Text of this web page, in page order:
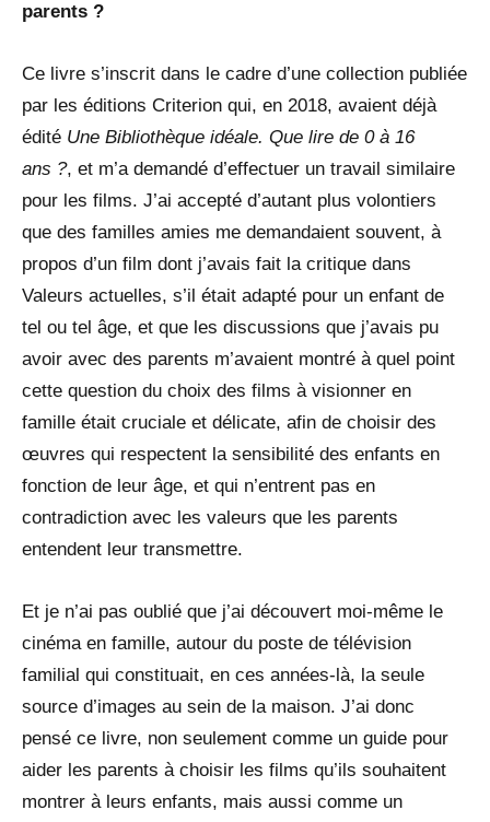
parents ?
Ce livre s’inscrit dans le cadre d’une collection publiée
par les éditions Criterion qui, en 2018, avaient déjà
édité Une Bibliothèque idéale. Que lire de 0 à 16
ans ?, et m’a demandé d’effectuer un travail similaire
pour les films. J’ai accepté d’autant plus volontiers
que des familles amies me demandaient souvent, à
propos d’un film dont j’avais fait la critique dans
Valeurs actuelles, s’il était adapté pour un enfant de
tel ou tel âge, et que les discussions que j’avais pu
avoir avec des parents m’avaient montré à quel point
cette question du choix des films à visionner en
famille était cruciale et délicate, afin de choisir des
œuvres qui respectent la sensibilité des enfants en
fonction de leur âge, et qui n’entrent pas en
contradiction avec les valeurs que les parents
entendent leur transmettre.
Et je n’ai pas oublié que j’ai découvert moi-même le
cinéma en famille, autour du poste de télévision
familial qui constituait, en ces années-là, la seule
source d’images au sein de la maison. J’ai donc
pensé ce livre, non seulement comme un guide pour
aider les parents à choisir les films qu’ils souhaitent
montrer à leurs enfants, mais aussi comme un